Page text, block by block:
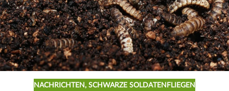
NACHRICHTEN, SCHWARZE SOLDATENFLIEGEN